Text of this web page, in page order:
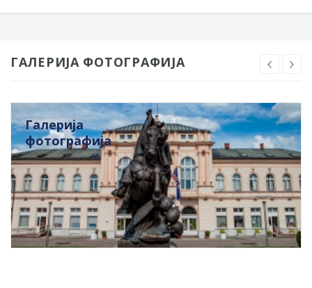
ГАЛЕРИЈА ФОТОГРАФИЈА
Галерија
фотографија